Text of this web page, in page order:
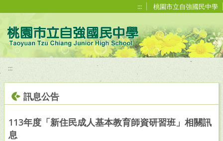
::: 桃園市立自強國民中學
:::
訊息公告
113年度「新住民成人基本教育師資研習班」相關訊
息